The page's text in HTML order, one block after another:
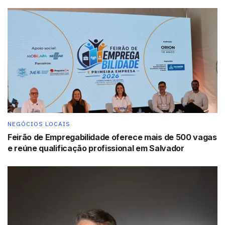
Leia também: Setor da construção civil cresce 4,1% em
Bahia destaque Ministério do Turismo
Setur
turismo
NEGÓCIOS LOCAIS
Feirão de Empregabilidade oferece mais de 500 vagas
e reúne qualificação profissional em Salvador